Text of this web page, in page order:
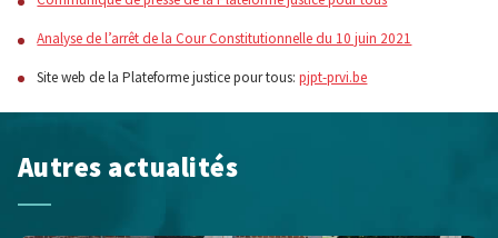
Analyse de l’arrêt de la Cour Constitutionnelle du 10 juin 2021
Site web de la Plateforme justice pour tous:pjpt-prvi.be
Autres actualités